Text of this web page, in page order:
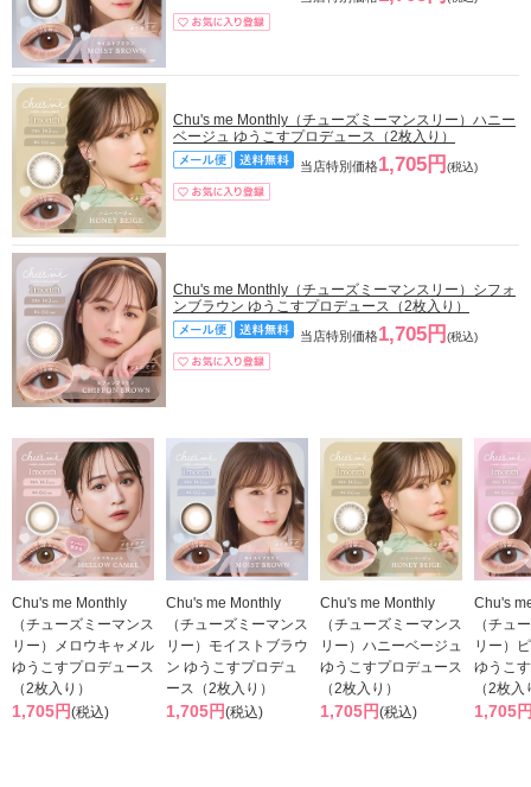
Chu's me Monthly（チューズミーマンスリー）ハニー
ベージュ ゆうこすプロデュース（2枚入り）
当店特別価格1,705円 (税込)
Chu's me Monthly（チューズミーマンスリー）シフォ
ンブラウン ゆうこすプロデュース（2枚入り）
当店特別価格1,705円 (税込)
Chu's me Monthly
（チューズミーマンス
リー）メロウキャメル
ゆうこすプロデュース
（2枚入り）
1,705円(税込)
Chu's me Monthly
（チューズミーマンス
リー）モイストブラウ
ン ゆうこすプロデュ
ース（2枚入り）
1,705円(税込)
Chu's me Monthly
（チューズミーマンス
リー）ハニーベージュ
ゆうこすプロデュース
（2枚入り）
1,705円(税込)
Chu's
（チュ
リー）
ゆうこ
（2枚入
1,705